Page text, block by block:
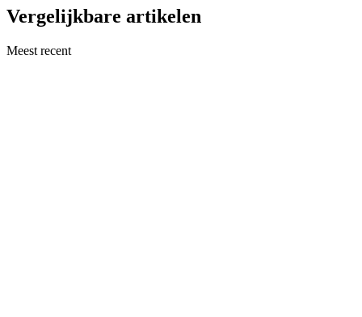
Vergelijkbare artikelen
Meest recent